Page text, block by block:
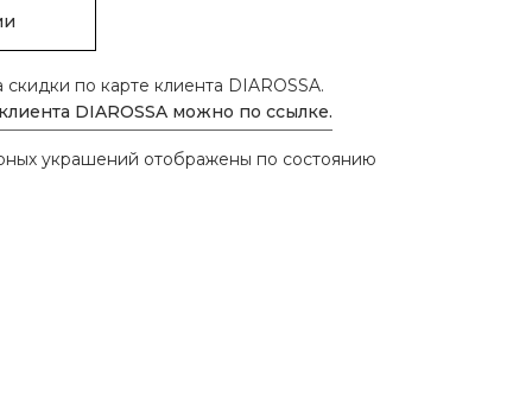
скидки по карте клиента DIAROSSA.
DIAROSSA можно по ссылке.
украшений отображены по состоянию